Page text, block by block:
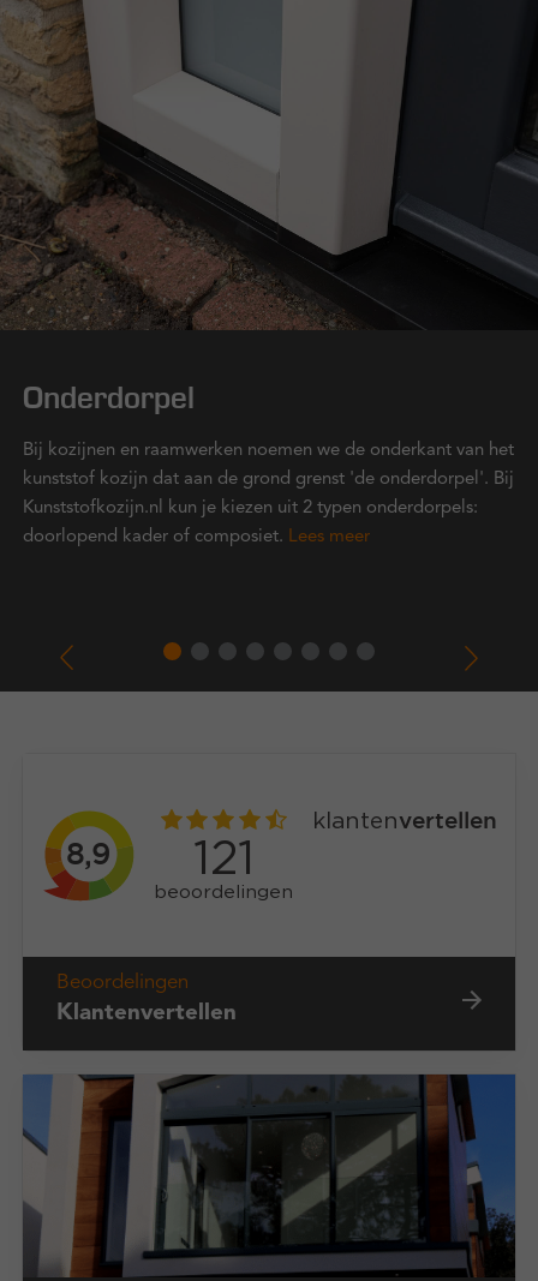
Onderdorpel
Bij kozijnen en raamwerken noemen we de onderkant van het
kunststof kozijn dat aan de grond grenst 'de onderdorpel'. Bij
Kunststofkozijn.nl kun je kiezen uit 2 typen onderdorpels:
doorlopend kader of composiet. Lees meer
Beoordelingen
Klantenvertellen